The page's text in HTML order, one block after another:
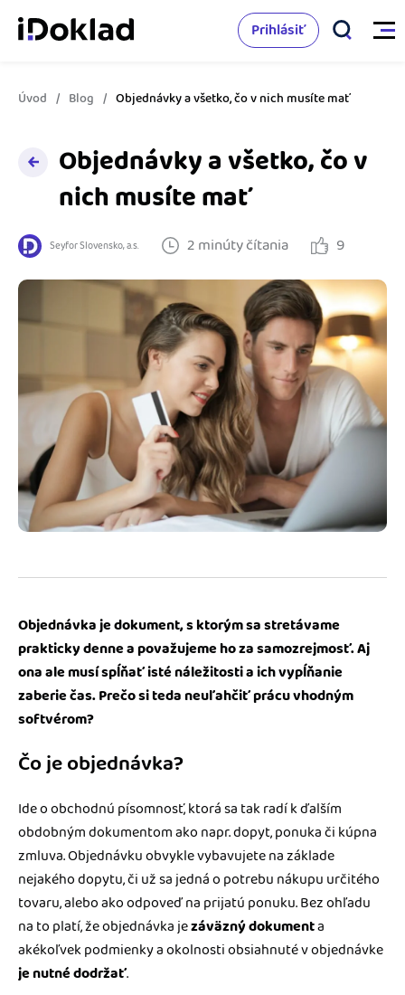
Online fakturácia
Správa kontaktov
Sledovanie cashflow
Spolupráca s účtovníkom
Prepojenie na ďalšie systémy
Spriatelení účtovníci
Katalóg doplnkov
Cenník
Nápoveda
Ako začať s podnikaním
Ako sa vyznať vo fakturácii
Blog
Podnikateľský servis
Spýtajte sa nás
Vyskúšať zadarmo
Prihlásiť
Úvod Blog Objednávky a všetko, čo v nich musíte mať
Objednávky a všetko, čo v
nich musíte mať
Seyfor Slovensko, a.s. 2 minúty čítania 9
Objednávka je dokument, s ktorým sa stretávame
prakticky denne a považujeme ho za samozrejmosť. Aj
ona ale musí spĺňať isté náležitosti a ich vypĺňanie
zaberie čas. Prečo si teda neuľahčiť prácu vhodným
softvérom?
Čo je objednávka?
Ide o obchodnú písomnosť, ktorá sa tak radí k ďalším
obdobným dokumentom ako napr. dopyt, ponuka či kúpna
zmluva. Objednávku obvykle vybavujete na základe
nejakého dopytu, či už sa jedná o potrebu nákupu určitého
tovaru, alebo ako odpoveď na prijatú ponuku. Bez ohľadu
na to platí, že objednávka jezáväzný dokumenta
akékoľvek podmienky a okolnosti obsiahnuté v objednávke
je nutné dodržať.